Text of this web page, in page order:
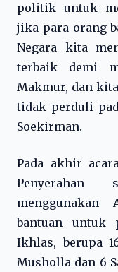
politik untuk
jika para orang
Negara kita
terbaik demi
Makmur, dan
tidak perduli
Soekirman.
Pada akhir
Penyerahan
menggunakan
bantuan untuk
Ikhlas, berupa
Musholla dan 6